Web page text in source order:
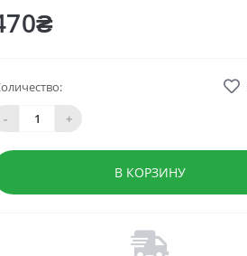
-
+
В КОРЗИНУ